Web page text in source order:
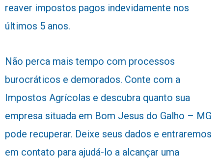
reaver impostos pagos indevidamente nos
últimos 5 anos.
Não perca mais tempo com processos
burocráticos e demorados. Conte com a
Impostos Agrícolas e descubra quanto sua
empresa situada em Bom Jesus do Galho – MG
pode recuperar. Deixe seus dados e entraremos
em contato para ajudá-lo a alcançar uma